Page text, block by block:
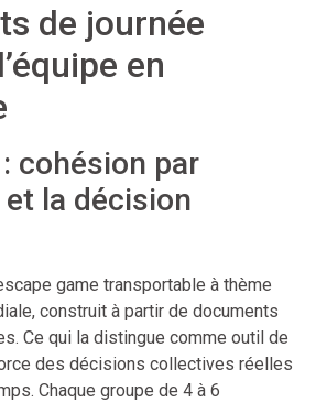
de journée
en
cohésion par
et la décision
game transportable à thème
construit à partir de documents
Ce qui la distingue comme outil de
des décisions collectives réelles
Chaque groupe de 4 à 6